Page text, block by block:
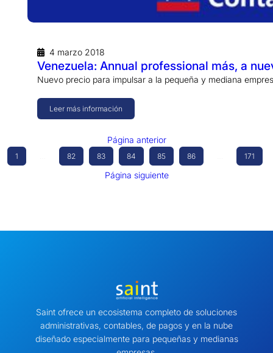
4 marzo 2018
Venezuela: Annual professional más, a
Nuevo precio para impulsar a la pequeña y mediana
Leer más información
Página anterior
1 82 83 84 85 86 171
Página siguiente
Saint ofrece un ecosistema completo de soluciones
administrativas, contables, de pagos y en la nube
diseñado especialmente para pequeñas y medianas